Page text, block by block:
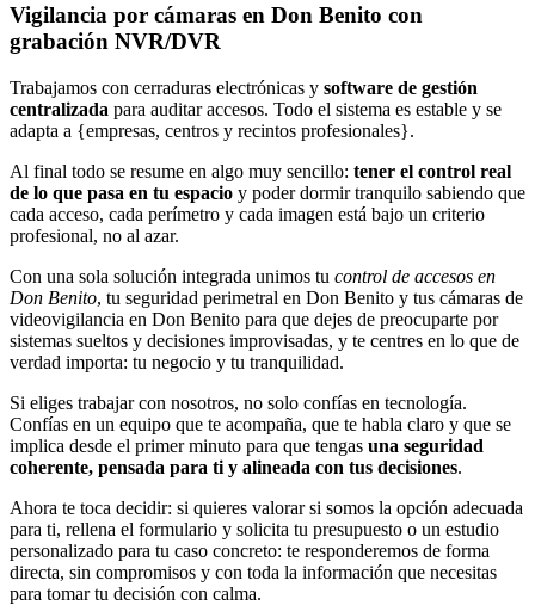
Vigilancia por cámaras en Don Benito con
grabación NVR/DVR
Trabajamos con cerraduras electrónicas y software de gestión
centralizada para auditar accesos. Todo el sistema es estable y se
adapta a {empresas, centros y recintos profesionales}.
Al final todo se resume en algo muy sencillo: tener el control real
de lo que pasa en tu espacio y poder dormir tranquilo sabiendo que
cada acceso, cada perímetro y cada imagen está bajo un criterio
profesional, no al azar.
Con una sola solución integrada unimos tu control de accesos en
Don Benito, tu seguridad perimetral en Don Benito y tus cámaras de
videovigilancia en Don Benito para que dejes de preocuparte por
sistemas sueltos y decisiones improvisadas, y te centres en lo que de
verdad importa: tu negocio y tu tranquilidad.
Si eliges trabajar con nosotros, no solo confías en tecnología.
Confías en un equipo que te acompaña, que te habla claro y que se
implica desde el primer minuto para que tengas una seguridad
coherente, pensada para ti y alineada con tus decisiones.
Ahora te toca decidir: si quieres valorar si somos la opción adecuada
para ti, rellena el formulario y solicita tu presupuesto o un estudio
personalizado para tu caso concreto: te responderemos de forma
directa, sin compromisos y con toda la información que necesitas
para tomar tu decisión con calma.